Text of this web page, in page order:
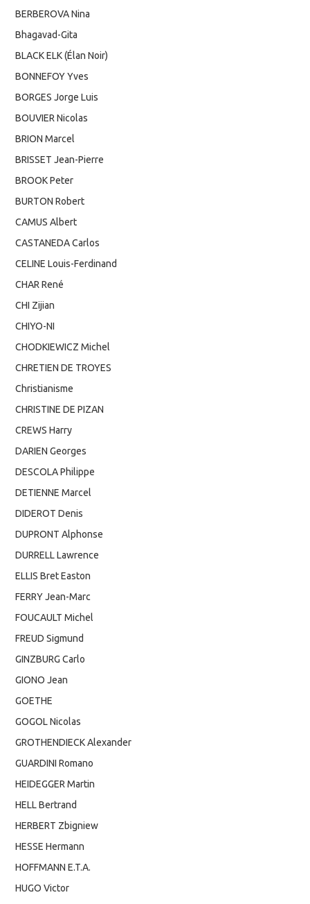
BERBEROVA Nina
Bhagavad-Gita
BLACK ELK (Élan Noir)
BONNEFOY Yves
BORGES Jorge Luis
BOUVIER Nicolas
BRION Marcel
BRISSET Jean-Pierre
BROOK Peter
BURTON Robert
CAMUS Albert
CASTANEDA Carlos
CELINE Louis-Ferdinand
CHAR René
CHI Zijian
CHIYO-NI
CHODKIEWICZ Michel
CHRETIEN DE TROYES
Christianisme
CHRISTINE DE PIZAN
CREWS Harry
DARIEN Georges
DESCOLA Philippe
DETIENNE Marcel
DIDEROT Denis
DUPRONT Alphonse
DURRELL Lawrence
ELLIS Bret Easton
FERRY Jean-Marc
FOUCAULT Michel
FREUD Sigmund
GINZBURG Carlo
GIONO Jean
GOETHE
GOGOL Nicolas
GROTHENDIECK Alexander
GUARDINI Romano
HEIDEGGER Martin
HELL Bertrand
HERBERT Zbigniew
HESSE Hermann
HOFFMANN E.T.A.
HUGO Victor